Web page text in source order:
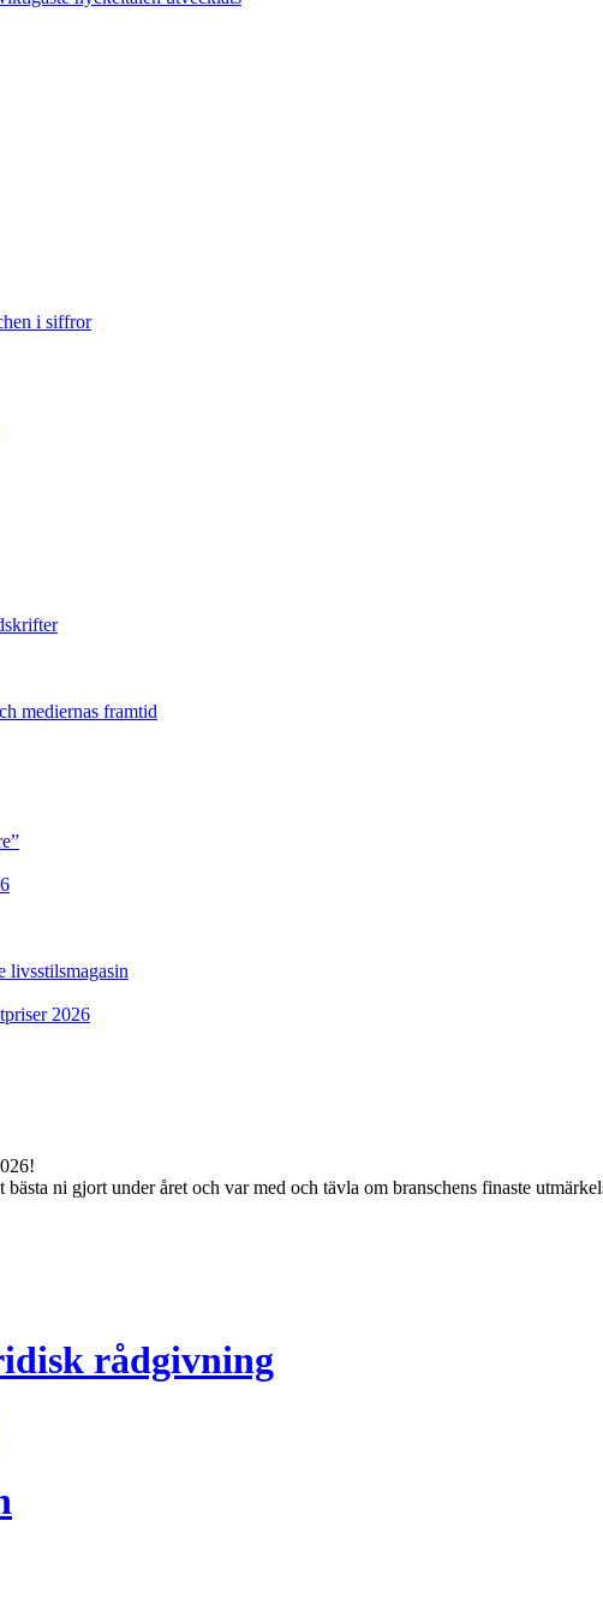
i siffror
mediernas framtid
livsstilsmagasin
2026
ni gjort under året och var med och tävla om branschens finaste
rådgivning